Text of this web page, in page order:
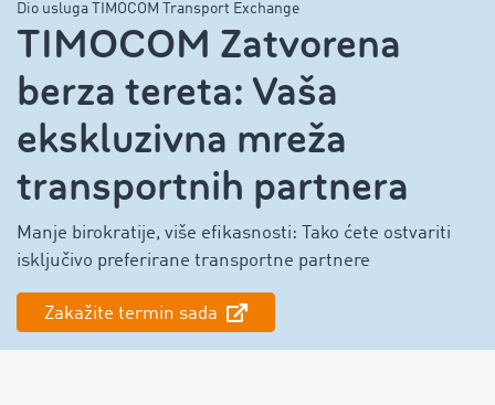
Dio usluga TIMOCOM Transport Exchange
TIMOCOM Zatvorena
berza tereta: Vaša
ekskluzivna mreža
transportnih partnera
Manje birokratije, više efikasnosti: Tako ćete ostvariti
isključivo preferirane transportne partnere
Zakažite termin sada